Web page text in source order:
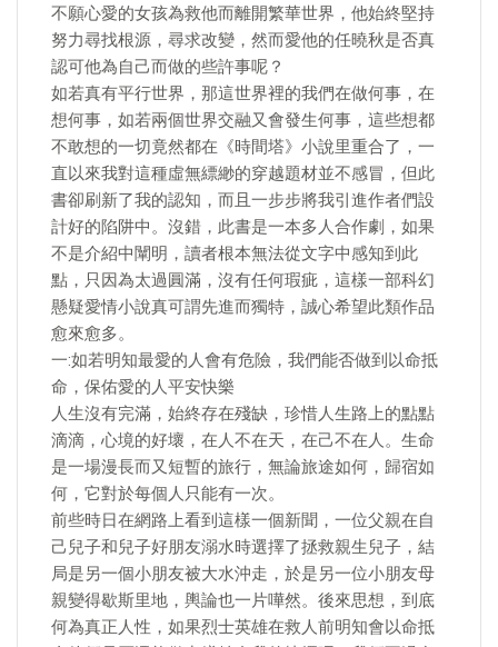
不願心愛的女孩為救他而離開繁華世界，他始終堅持
努力尋找根源，尋求改變，然而愛他的任曉秋是否真
認可他為自己而做的些許事呢？
如若真有平行世界，那這世界裡的我們在做何事，在
想何事，如若兩個世界交融又會發生何事，這些想都
不敢想的一切竟然都在《時間塔》小說里重合了，一
直以來我對這種虛無縹緲的穿越題材並不感冒，但此
書卻刷新了我的認知，而且一步步將我引進作者們設
計好的陷阱中。沒錯，此書是一本多人合作劇，如果
不是介紹中闡明，讀者根本無法從文字中感知到此
點，只因為太過圓滿，沒有任何瑕疵，這樣一部科幻
懸疑愛情小說真可謂先進而獨特，誠心希望此類作品
愈來愈多。
一:如若明知最愛的人會有危險，我們能否做到以命抵
命，保佑愛的人平安快樂
人生沒有完滿，始終存在殘缺，珍惜人生路上的點點
滴滴，心境的好壞，在人不在天，在己不在人。生命
是一場漫長而又短暫的旅行，無論旅途如何，歸宿如
何，它對於每個人只能有一次。
前些時日在網路上看到這樣一個新聞，一位父親在自
己兒子和兒子好朋友溺水時選擇了拯救親生兒子，結
局是另一個小朋友被大水沖走，於是另一位小朋友母
親變得歇斯里地，輿論也一片嘩然。後來思想，到底
何為真正人性，如果烈士英雄在救人前明知會以命抵